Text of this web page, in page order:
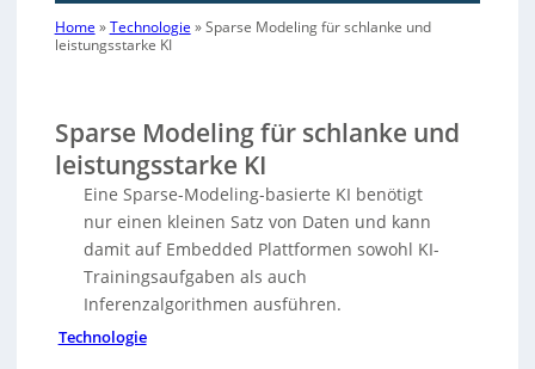
Home »Technologie »Sparse Modeling für schlanke und
leistungsstarke KI
Sparse Modeling für schlanke und
leistungsstarke KI
Eine Sparse-Modeling-basierte KI benötigt
nur einen kleinen Satz von Daten und kann
damit auf Embedded Plattformen sowohl KI-
Trainingsaufgaben als auch
Inferenzalgorithmen ausführen.
Technologie